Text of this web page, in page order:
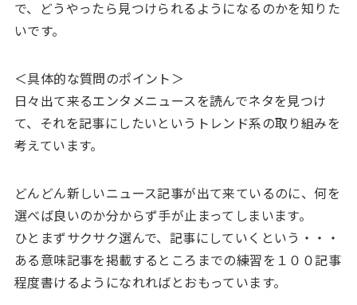
で、どうやったら見つけられるようになるのかを知りた
いです。
＜具体的な質問のポイント＞
日々出て来るエンタメニュースを読んでネタを見つけ
て、それを記事にしたいというトレンド系の取り組みを
考えています。
どんどん新しいニュース記事が出て来ているのに、何を
選べば良いのか分からず手が止まってしまいます。
ひとまずサクサク選んで、記事にしていくという・・・
ある意味記事を掲載するところまでの練習を１００記事
程度書けるようになれればとおもっています。